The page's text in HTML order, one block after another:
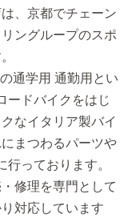
、京都でチェーン
ングループのスポ
通学用 通勤用とい
ードバイクをはじ
なイタリア製バイ
まつわるパーツや
っております。
修理を専門として
対応しています